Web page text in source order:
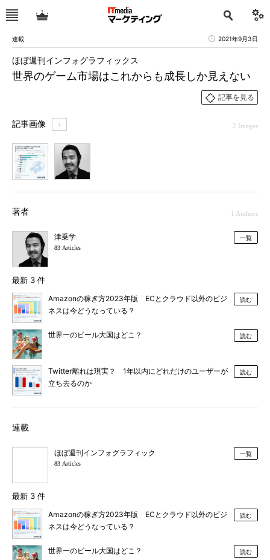
連載 2021年9月3日
世界のゲーム市場はこれからも成長しか見えない
ほぼ週刊インフォグラフィックス
記事を見る
記事画像 ＋ 2 Images
著者 1 Authors
津乗学
83 Articles
一覧
最新 3 件
Amazonの稼ぎ方2023年版 ECとクラウド以外のビジ
ネスは今どうなっている？
読む
世界一のビール大国はどこ？ 読む
Twitter離れは現実？ 1年以内にどれだけのユーザーが
立ち去るのか
読む
連載
ほぼ週刊インフォグラフィック
83 Articles
一覧
最新 3 件
Amazonの稼ぎ方2023年版 ECとクラウド以外のビジ
ネスは今どうなっている？
読む
世界一のビール大国はどこ？ 読む